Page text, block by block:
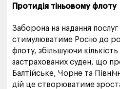
Протидія тіньовому флоту
Заборона на надання
стимулюватиме Росію до
флоту, збільшуючи кількість
застрахованих суден, що
Балтійське, Чорне та
дій це створюватиме